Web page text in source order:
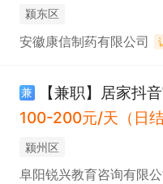
颍东区
安徽康信制药有限公司
兼
【兼职】居家抖
100-200元/天（日结
颍州区
阜阳锐兴教育咨询有限公